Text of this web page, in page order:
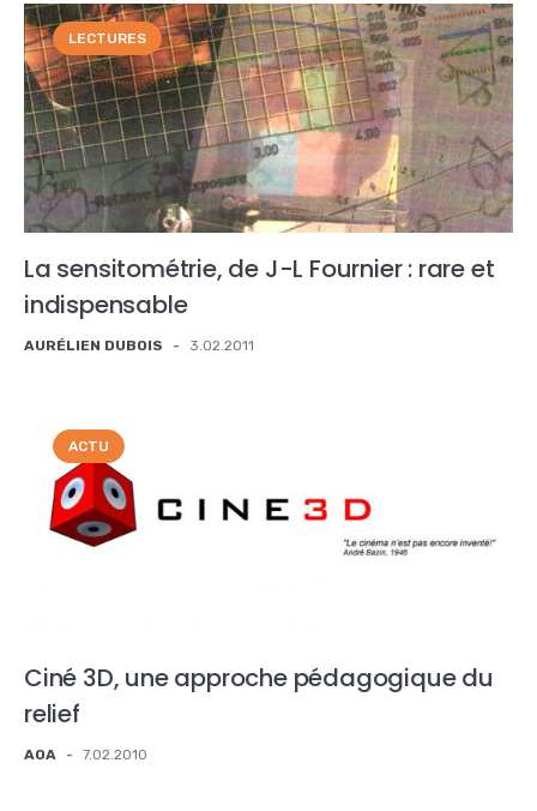
LECTURES
La sensitométrie, de J-L Fournier : rare et
indispensable
AURÉLIEN DUBOIS - 3.02.2011
ACTU
Ciné 3D, une approche pédagogique du
relief
AOA - 7.02.2010